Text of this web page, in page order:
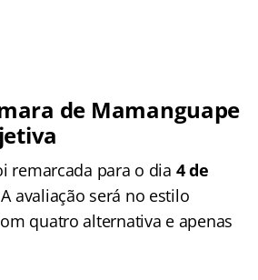
de Mamanguape
remarcada para o dia 4 de
avaliação será no estilo
quatro alternativa e apenas